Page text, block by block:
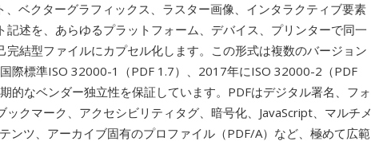
、ベクターグラフィックス、ラスター画像、インタラクティブ要素
記述を、あらゆるプラットフォーム、デバイス、プリンターで同一
完結型ファイルにカプセル化します。この形式は複数のバージョン
際標準ISO 32000-1（PDF 1.7）、2017年にISO 32000-2（PDF
的なベンダー独立性を保証しています。PDFはデジタル署名、フォ
ックマーク、アクセシビリティタグ、暗号化、JavaScript、マルチメ
ンツ、アーカイブ固有のプロファイル（PDF/A）など、極めて広範